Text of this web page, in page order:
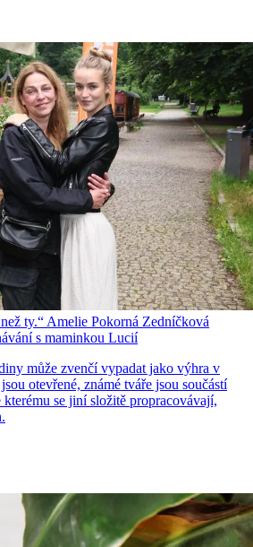
ty.“ Amelie Pokorná Zedníčková
s maminkou Lucií
může zvenčí vypadat jako výhra v
otevřené, známé tváře jsou součástí
kterému se jiní složitě propracovávají,